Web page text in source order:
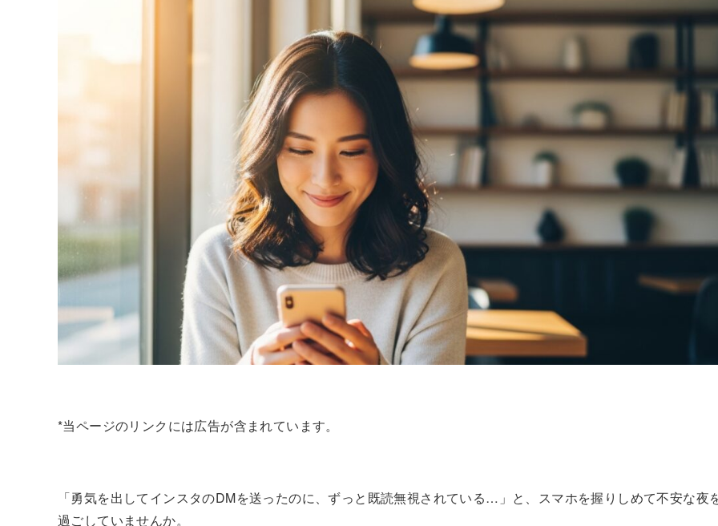
*当ページのリンクには広告が含まれています。
「勇気を出してインスタのDMを送ったのに、ずっと既読無視されている…」と、スマホを握りしめて不安な夜
過ごしていませんか。